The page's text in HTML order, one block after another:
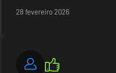
28 fevereiro 2026